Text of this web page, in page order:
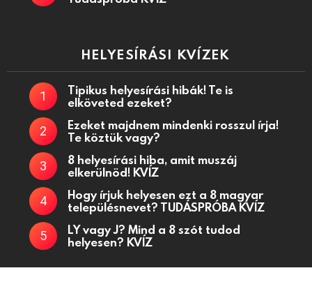
HELYESÍRÁSI KVÍZEK
Tipikus helyesírási hibák! Te is
elköveted ezeket?
Ezeket majdnem mindenki rosszul írja!
Te köztük vagy?
8 helyesírási hiba, amit muszáj
elkerülnöd! KVÍZ
Hogy írjuk helyesen ezt a 8 magyar
településnevet? TUDÁSPRÓBA KVÍZ
LY vagy J? Mind a 8 szót tudod
helyesen? KVÍZ